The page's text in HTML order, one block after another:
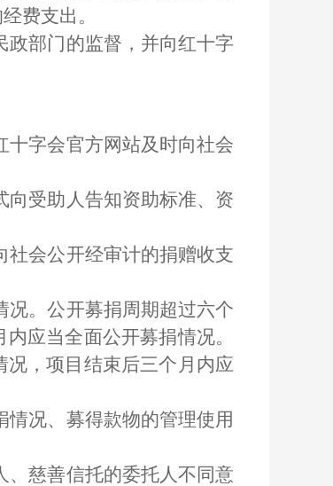
费支出。
政部门的监督，并向红十字
十字会官方网站及时向社会
向受助人告知资助标准、资
社会公开经审计的捐赠收支
况。公开募捐周期超过六个
应当全面公开募捐情况。
，项目结束后三个月内应
况、募得款物的管理使用
、慈善信托的委托人不同意